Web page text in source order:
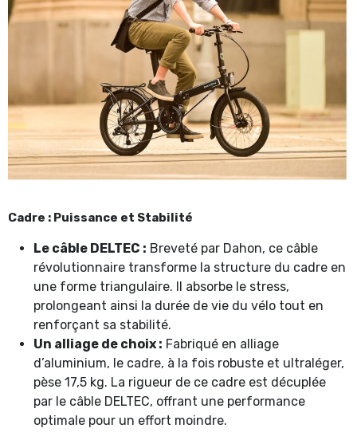
Cadre : Puissance et Stabilité
Le câble DELTEC : Breveté par Dahon, ce câble
révolutionnaire transforme la structure du cadre en
une forme triangulaire. Il absorbe le stress,
prolongeant ainsi la durée de vie du vélo tout en
renforçant sa stabilité.
Un alliage de choix : Fabriqué en alliage
d’aluminium, le cadre, à la fois robuste et ultraléger,
pèse 17,5 kg. La rigueur de ce cadre est décuplée
par le câble DELTEC, offrant une performance
optimale pour un effort moindre.